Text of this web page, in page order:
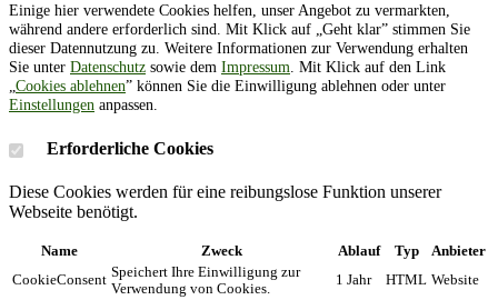
Einige hier verwendete Cookies helfen, unser Angebot zu vermarkten,
während andere erforderlich sind. Mit Klick auf „Geht klar” stimmen Sie
dieser Datennutzung zu. Weitere Informationen zur Verwendung erhalten
Sie unter Datenschutz sowie dem Impressum. Mit Klick auf den Link
„Cookies ablehnen” können Sie die Einwilligung ablehnen oder unter
Einstellungen anpassen.
Erforderliche Cookies
Diese Cookies werden für eine reibungslose Funktion unserer
Webseite benötigt.
Name Zweck Ablauf Typ
Anbieter
CookieConsent Speichert Ihre Einwilligung zur
Verwendung von Cookies.
1 Jahr HTML Website